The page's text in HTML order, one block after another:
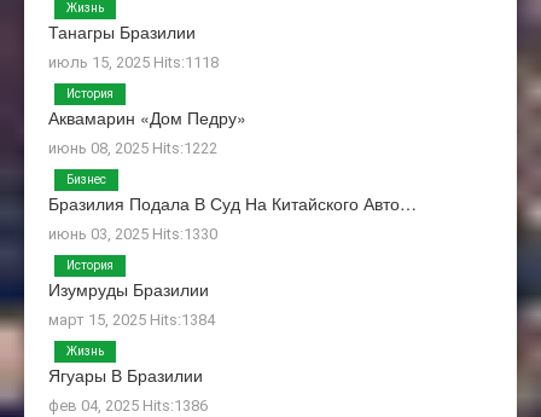
Танагры Бразилии
июль 15, 2025 Hits:1118
Жизнь
Аквамарин «Дом Педру»
июнь 08, 2025 Hits:1222
История
Бразилия Подала В Суд На Китайского Авто…
июнь 03, 2025 Hits:1330
Бизнес
Изумруды Бразилии
март 15, 2025 Hits:1384
История
Ягуары В Бразилии
фев 04, 2025 Hits:1386
Жизнь